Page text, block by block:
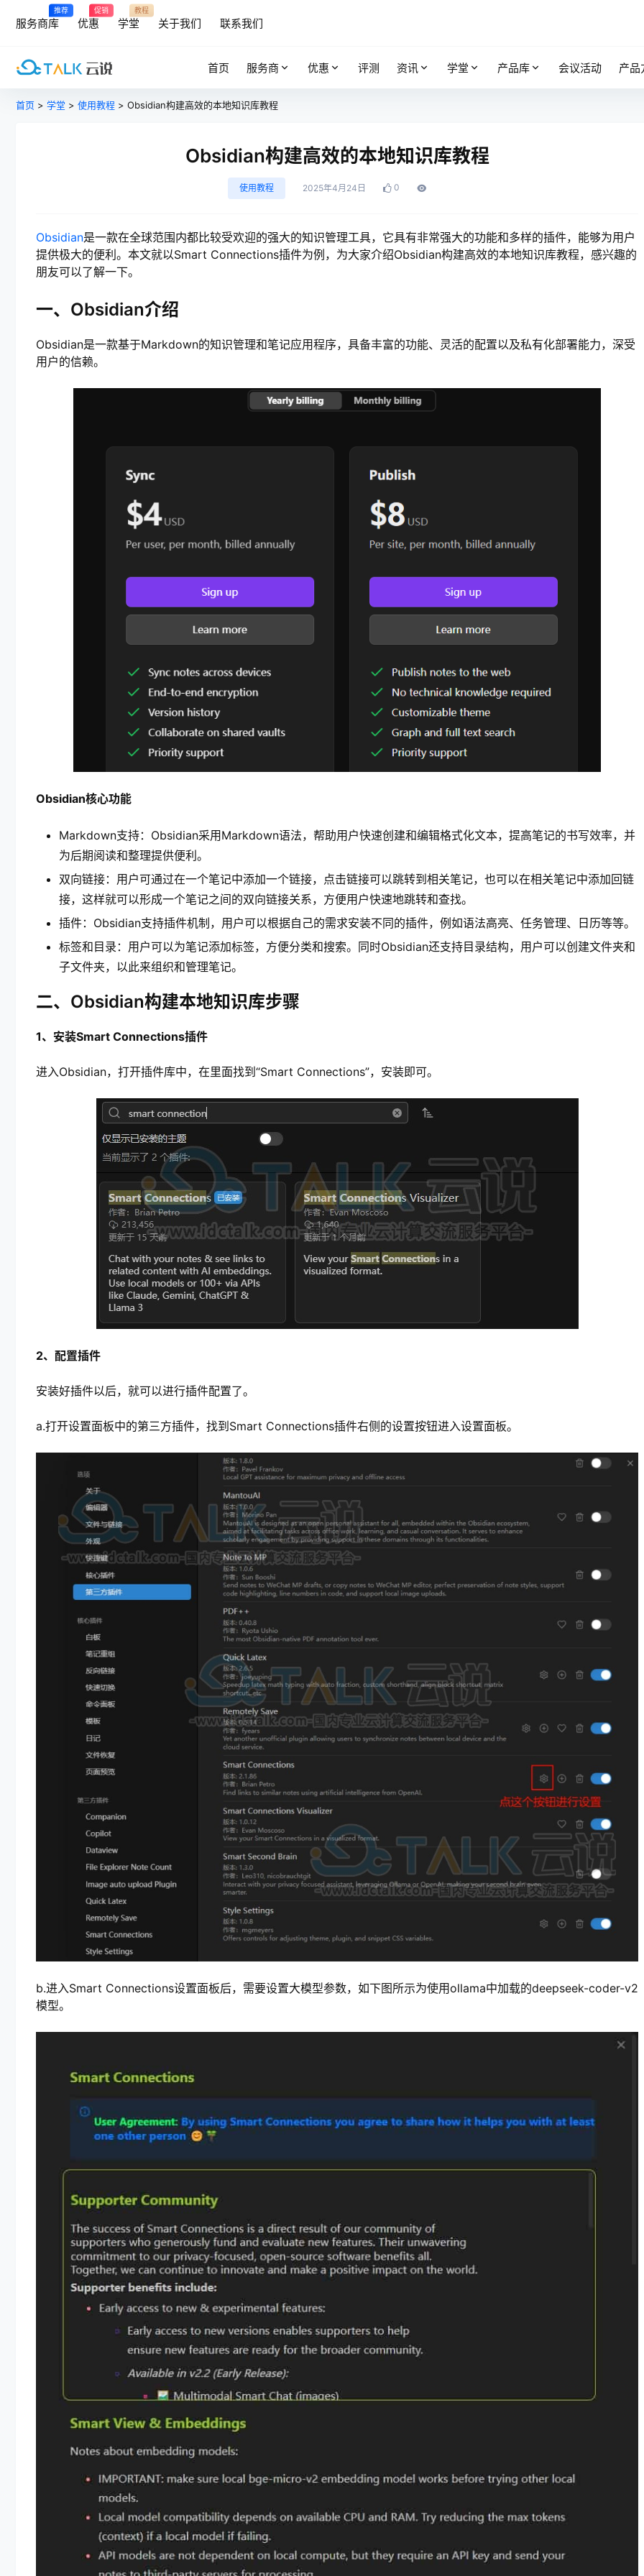
推荐
服务商库
促销
优惠
教程
学堂 关于我们 联系我们
首页 服务商 优惠 评测 资讯 学堂 产品库 会议活动 产品
首页 > 学堂 > 使用教程 > Obsidian构建高效的本地知识库教程
Obsidian构建高效的本地知识库教程
使用教程 2025年4月24日 0
Obsidian是一款在全球范围内都比较受欢迎的强大的知识管理工具，它具有非常强大的功能和多样的插件，能够为用户
提供极大的便利。本文就以Smart Connections插件为例，为大家介绍Obsidian构建高效的本地知识库教程，感兴趣的
朋友可以了解一下。
一、Obsidian介绍
Obsidian是一款基于Markdown的知识管理和笔记应用程序，具备丰富的功能、灵活的配置以及私有化部署能力，深受
用户的信赖。
Obsidian核心功能
Markdown支持：Obsidian采用Markdown语法，帮助用户快速创建和编辑格式化文本，提高笔记的书写效率，并
为后期阅读和整理提供便利。
双向链接：用户可通过在一个笔记中添加一个链接，点击链接可以跳转到相关笔记，也可以在相关笔记中添加回链
接，这样就可以形成一个笔记之间的双向链接关系，方便用户快速地跳转和查找。
插件：Obsidian支持插件机制，用户可以根据自己的需求安装不同的插件，例如语法高亮、任务管理、日历等等。
标签和目录：用户可以为笔记添加标签，方便分类和搜索。同时Obsidian还支持目录结构，用户可以创建文件夹和
子文件夹，以此来组织和管理笔记。
二、Obsidian构建本地知识库步骤
1、安装Smart Connections插件
进入Obsidian，打开插件库中，在里面找到“Smart Connections”，安装即可。
2、配置插件
安装好插件以后，就可以进行插件配置了。
a.打开设置面板中的第三方插件，找到Smart Connections插件右侧的设置按钮进入设置面板。
b.进入Smart Connections设置面板后，需要设置大模型参数，如下图所示为使用ollama中加载的deepseek-coder-v2
模型。